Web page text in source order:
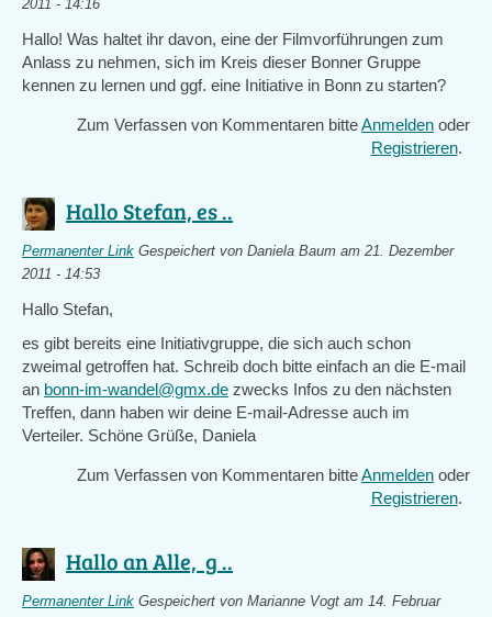
2011 - 14:16
Hallo! Was haltet ihr davon, eine der Filmvorführungen zum
Anlass zu nehmen, sich im Kreis dieser Bonner Gruppe
kennen zu lernen und ggf. eine Initiative in Bonn zu starten?
Zum Verfassen von Kommentaren bitteAnmelden oder
Registrieren.
Hallo Stefan, es ..
Permanenter Link Gespeichert von Daniela Baum am 21. Dezember
2011 - 14:53
Hallo Stefan,
es gibt bereits eine Initiativgruppe, die sich auch schon
zweimal getroffen hat. Schreib doch bitte einfach an die E-mail
an bonn-im-wandel@gmx.de zwecks Infos zu den nächsten
Treffen, dann haben wir deine E-mail-Adresse auch im
Verteiler. Schöne Grüße, Daniela
Zum Verfassen von Kommentaren bitteAnmelden oder
Registrieren.
Hallo an Alle, g ..
Permanenter Link Gespeichert von Marianne Vogt am 14. Februar